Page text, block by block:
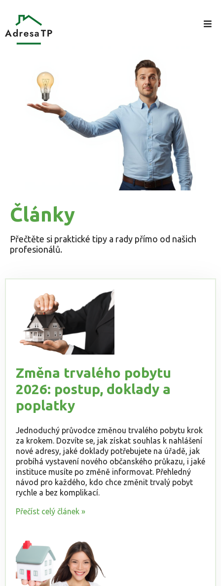
Články
Přečtěte si praktické tipy a rady přímo od našich
profesionálů.
Změna trvalého pobytu
2026: postup, doklady a
poplatky
Jednoduchý průvodce změnou trvalého pobytu krok
za krokem. Dozvíte se, jak získat souhlas k nahlášení
nové adresy, jaké doklady potřebujete na úřadě, jak
probíhá vystavení nového občanského průkazu, i jaké
instituce musíte po změně informovat. Přehledný
návod pro každého, kdo chce změnit trvalý pobyt
rychle a bez komplikací.
Přečíst celý článek »